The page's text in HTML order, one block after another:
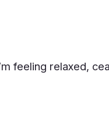
feeling relaxed,